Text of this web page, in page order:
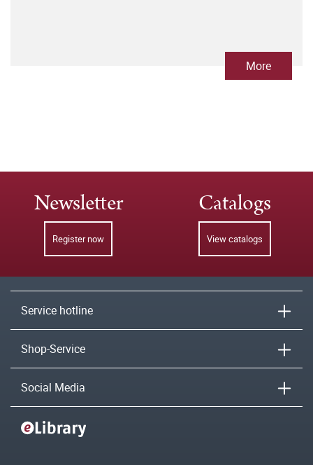
More
Newsletter
Register now
Catalogs
View catalogs
Service hotline
Shop-Service
Social Media